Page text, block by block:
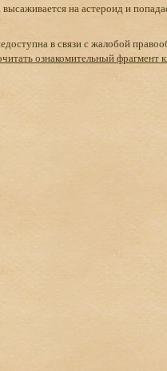
высаживается на астероид и
в связи с жалобой
ознакомительный фрагмент